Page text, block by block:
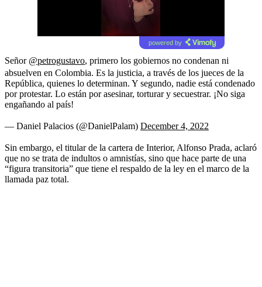
powered by
Señor @petrogustavo, primero los gobiernos no condenan ni
absuelven en Colombia. Es la justicia, a través de los jueces de la
República, quienes lo determinan. Y segundo, nadie está condenado
por protestar. Lo están por asesinar, torturar y secuestrar. ¡No siga
engañando al país!
— Daniel Palacios (@DanielPalam) December 4, 2022
Sin embargo, el titular de la cartera de Interior, Alfonso Prada, aclaró
que no se trata de indultos o amnistías, sino que hace parte de una
“figura transitoria” que tiene el respaldo de la ley en el marco de la
llamada paz total.